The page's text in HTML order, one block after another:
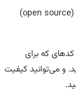
منظور ما از کدهای باز همان اوپن سورس (open source)
که برای
و می‌توانید کیفیت